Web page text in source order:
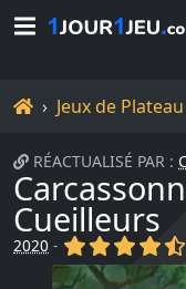
Accueil
Jeux de Plateau
RÉACTUALISÉ PAR :
Cueilleurs
2020 - (x) (x) (x) (x)